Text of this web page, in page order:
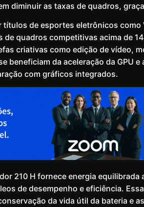
diminuir as taxas de quadros,
títulos de esportes eletrônicos como
de quadros competitivas acima de
criativas como edição de vídeo,
beneficiam da aceleração da GPU
com gráficos integrados.
210 H fornece energia
de desempenho e eficiência.
da vida útil da bateria e